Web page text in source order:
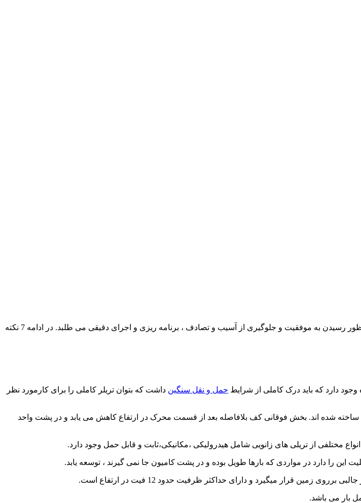
حمل و نقل با کامیون های بزرگ در فاصله حمل، امر دشواری است . انجام چنین وظیفه ای ، به منظور رسیدن به موفقیت و جلوگیری از آسیب و تصادف ، برنامه ریزی و اجرای دقیقی می طلبد. در ادامه 7 نکته
وجود دارد که باید درک کاملی از شرایط حمل و نقل سنگین داشت که بتوان تریلر کاملی را برای کارمورد نظر
ساخته شده اند. بخش فوقانی کف بلافاصله بعد از قسمت محرک در ارتفاع کاهش می یابد و در پشت واحد
مختلفی از تریلی های زانویی شامل هیدرولیکی ،مکانیکی،ثابت و قابل حمل وجود دارد.
را دارد در مواردی که بارها طویل بوده و در پشت کامیون جا نمی گیرند ، توسعه یابد.
قرار میگیرد و دارای حداکثر ظرفیت حدود 12 فیت در ارتفاع است.
بار می باشد.